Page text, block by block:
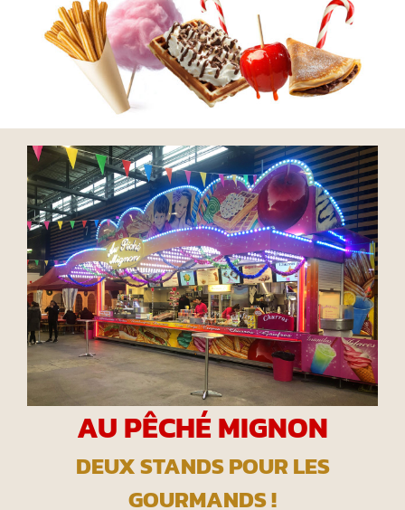
AU PÊCHÉ MIGNON
DEUX STANDS POUR LES
GOURMANDS !